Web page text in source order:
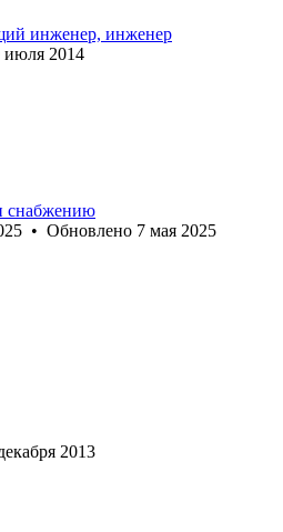
инженер, инженер
июля 2014
снабжению
• Обновлено 7 мая 2025
2013